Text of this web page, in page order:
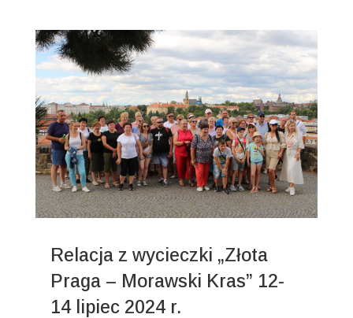
Relacja z wycieczki „Złota
Praga – Morawski Kras” 12-
14 lipiec 2024 r.